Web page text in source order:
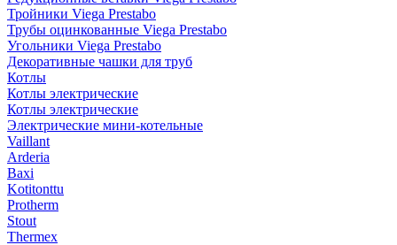
Тройники Viega Prestabo
Трубы оцинкованные Viega Prestabo
Угольники Viega Prestabo
Декоративные чашки для труб
Котлы
Котлы электрические
Котлы электрические
Электрические мини-котельные
Vaillant
Arderia
Baxi
Kotitonttu
Protherm
Stout
Thermex